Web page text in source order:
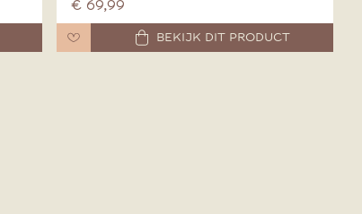
€ 69,99
BEKIJK DIT PRODUCT